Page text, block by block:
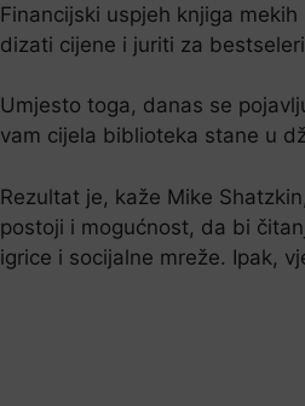
Financijski uspjeh knjiga
dizati cijene i juriti za
Umjesto toga, danas se
vam cijela biblioteka stane u
Rezultat je, kaže Mike
postoji i mogućnost, da bi
igrice i socijalne mreže. Ipak,